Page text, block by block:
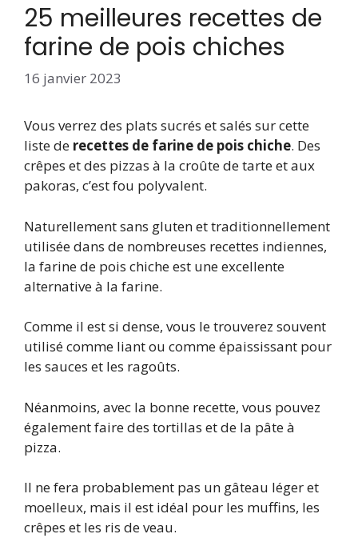
25 meilleures recettes de
farine de pois chiches
16 janvier 2023
Vous verrez des plats sucrés et salés sur cette
liste de recettes de farine de pois chiche. Des
crêpes et des pizzas à la croûte de tarte et aux
pakoras, c’est fou polyvalent.
Naturellement sans gluten et traditionnellement
utilisée dans de nombreuses recettes indiennes,
la farine de pois chiche est une excellente
alternative à la farine.
Comme il est si dense, vous le trouverez souvent
utilisé comme liant ou comme épaississant pour
les sauces et les ragoûts.
Néanmoins, avec la bonne recette, vous pouvez
également faire des tortillas et de la pâte à
pizza.
Il ne fera probablement pas un gâteau léger et
moelleux, mais il est idéal pour les muffins, les
crêpes et les ris de veau.